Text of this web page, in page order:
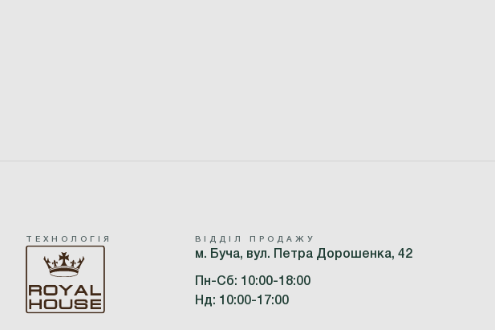
ТЕХНОЛОГІЯ ВІДДІЛ ПРОДАЖУ
м. Буча, вул. Петра Дорошенка, 42
Пн-Сб: 10:00-18:00
Нд: 10:00-17:00